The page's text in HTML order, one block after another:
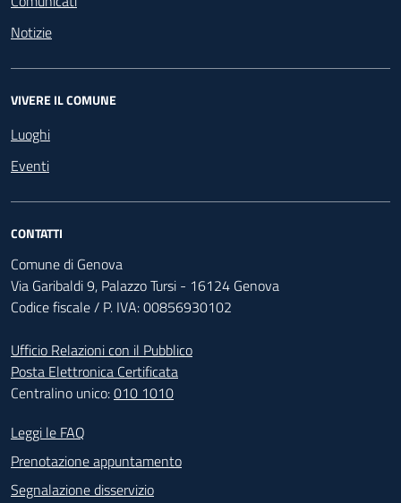
Notizie
VIVERE IL COMUNE
Luoghi
Eventi
CONTATTI
Comune di Genova
Via Garibaldi 9, Palazzo Tursi - 16124 Genova
Codice fiscale / P. IVA: 00856930102
Ufficio Relazioni con il Pubblico
Posta Elettronica Certificata
Centralino unico:010 1010
Footer - Contatti
Leggi le FAQ
Prenotazione appuntamento
Segnalazione disservizio